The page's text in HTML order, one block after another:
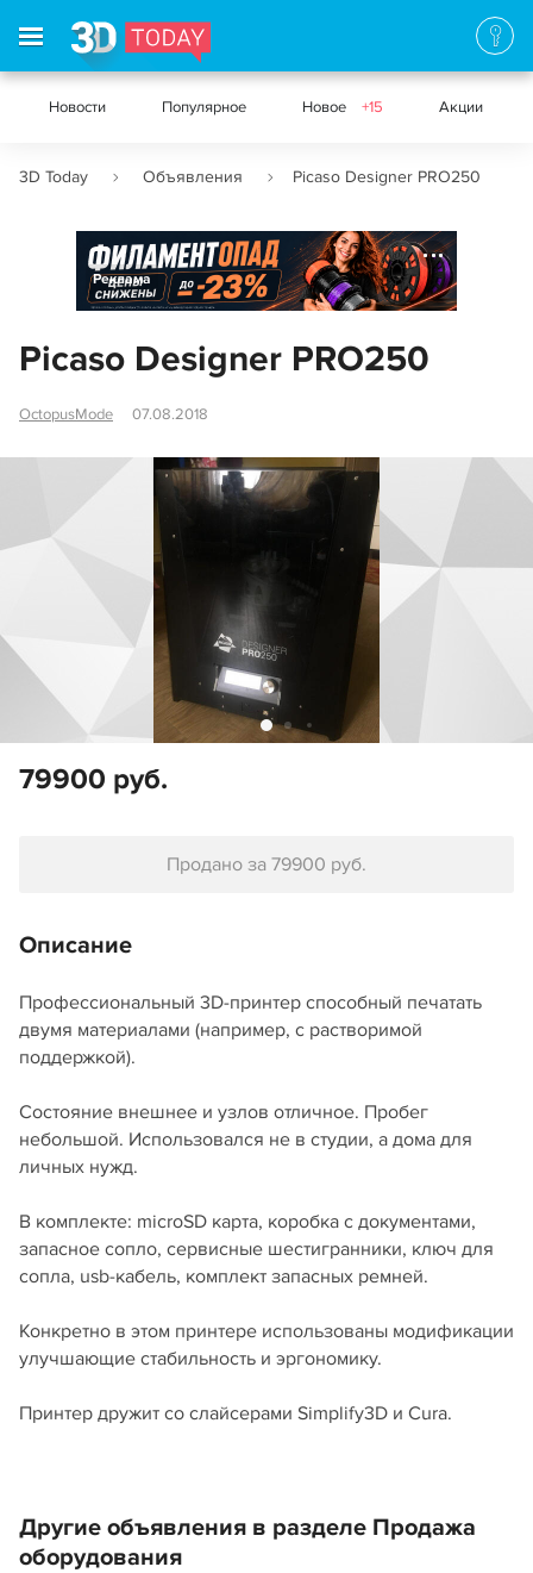
Новости Популярное Новое +15 Акции
3D Today Объявления Picaso Designer PRO250
Реклама
Picaso Designer PRO250
OctopusMode 07.08.2018
79900 руб.
Продано за 79900 руб.
Описание
Профессиональный 3D-принтер способный печатать
двумя материалами (например, с растворимой
поддержкой).
Состояние внешнее и узлов отличное. Пробег
небольшой. Использовался не в студии, а дома для
личных нужд.
В комплекте: microSD карта, коробка с документами,
запасное сопло, сервисные шестигранники, ключ для
сопла, usb-кабель, комплект запасных ремней.
Конкретно в этом принтере использованы модификации
улучшающие стабильность и эргономику.
Принтер дружит со слайсерами Simplify3D и Cura.
Другие объявления в разделе Продажа
оборудования